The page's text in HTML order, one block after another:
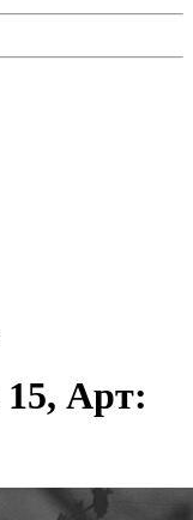
Арт: